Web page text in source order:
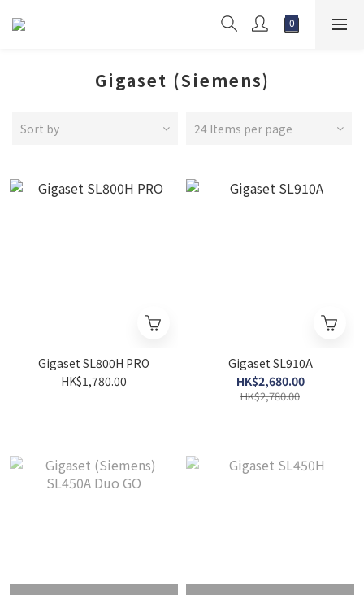
Gigaset (Siemens)
Sort by 24 Items per page
Gigaset SL800H PRO
HK$1,780.00
Gigaset SL910A
HK$2,680.00
HK$2,780.00